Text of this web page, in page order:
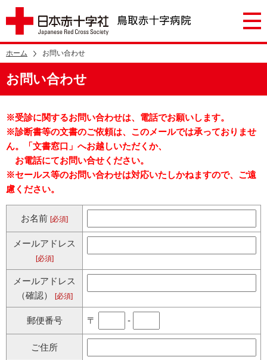
ホーム お問い合わせ
お問い合わせ
※受診に関するお問い合わせは、電話でお願いします。
※診断書等の文書のご依頼は、このメールでは承っておりませ
ん。「文書窓口」へお越しいただくか、
お電話にてお問い合せください。
※セールス等のお問い合わせは対応いたしかねますので、ご遠
慮ください。
お名前 [必須]
メールアドレス
[必須]
メールアドレス
（確認）
[必須]
郵便番号 〒 -
ご住所